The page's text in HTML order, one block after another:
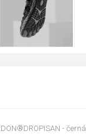
- černá